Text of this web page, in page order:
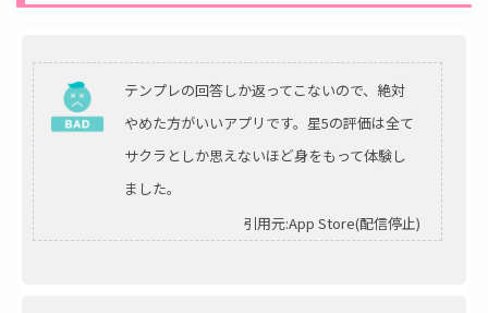
テンプレの回答しか返ってこないので、絶対
やめた方がいいアプリです。星5の評価は全て
サクラとしか思えないほど身をもって体験し
ました。
引用元:App Store(配信停止)